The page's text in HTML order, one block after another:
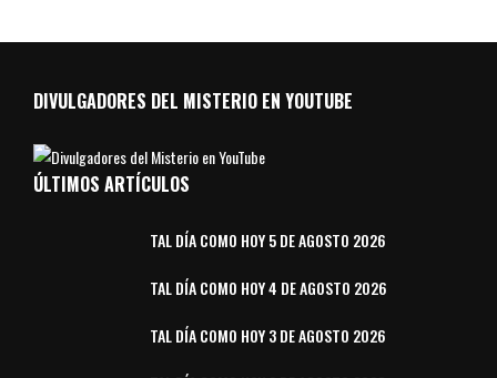
DIVULGADORES DEL MISTERIO EN YOUTUBE
ÚLTIMOS ARTÍCULOS
TAL DÍA COMO HOY 5 DE AGOSTO 2026
TAL DÍA COMO HOY 4 DE AGOSTO 2026
TAL DÍA COMO HOY 3 DE AGOSTO 2026